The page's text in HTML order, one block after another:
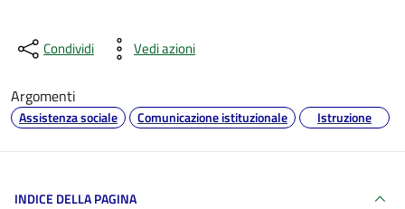
Condividi Vedi azioni
Argomenti
Assistenza sociale Comunicazione istituzionale Istruzione
INDICE DELLA PAGINA